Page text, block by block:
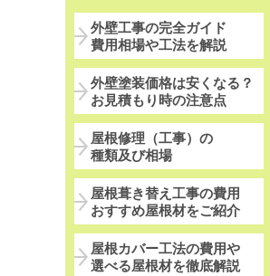
外壁工事の完全ガイド
費用相場や工法を解説
外壁塗装価格は安くなる？
お見積もり時の注意点
屋根修理（工事）の
種類及び相場
屋根葺き替え工事の費用
おすすめ屋根材をご紹介
屋根カバー工法の費用や
選べる屋根材を徹底解説